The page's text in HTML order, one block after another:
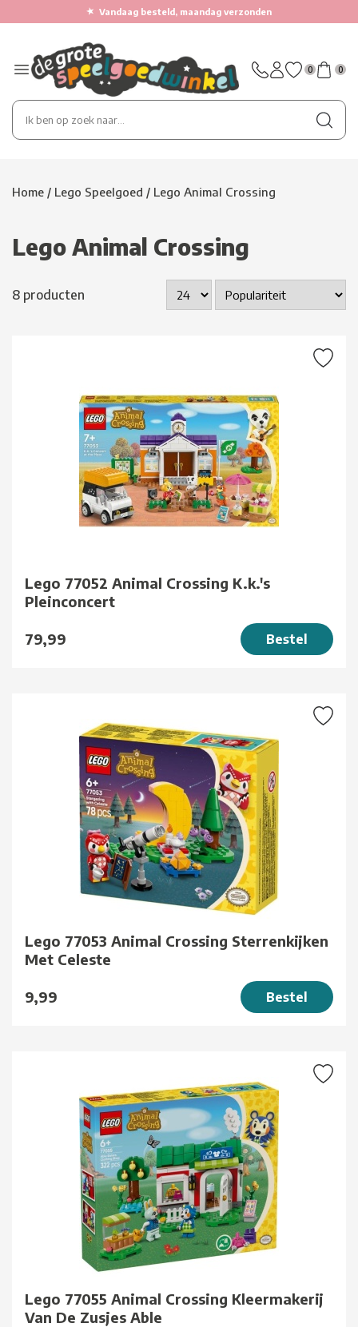
★ Vandaag besteld, maandag verzonden
0 0
Home / Lego Speelgoed / Lego Animal Crossing
Lego Animal Crossing
8 producten
Lego 77052 Animal Crossing K.k.'s
Pleinconcert
79,99 Bestel
Lego 77053 Animal Crossing Sterrenkijken
Met Celeste
9,99 Bestel
Lego 77055 Animal Crossing Kleermakerij
Van De Zusjes Able